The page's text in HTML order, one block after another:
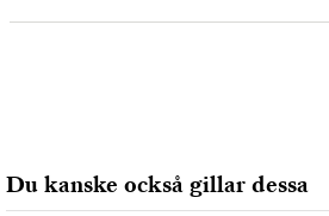
7311 PD Apeldoorn, Netherlands
Du kanske också gillar dessa